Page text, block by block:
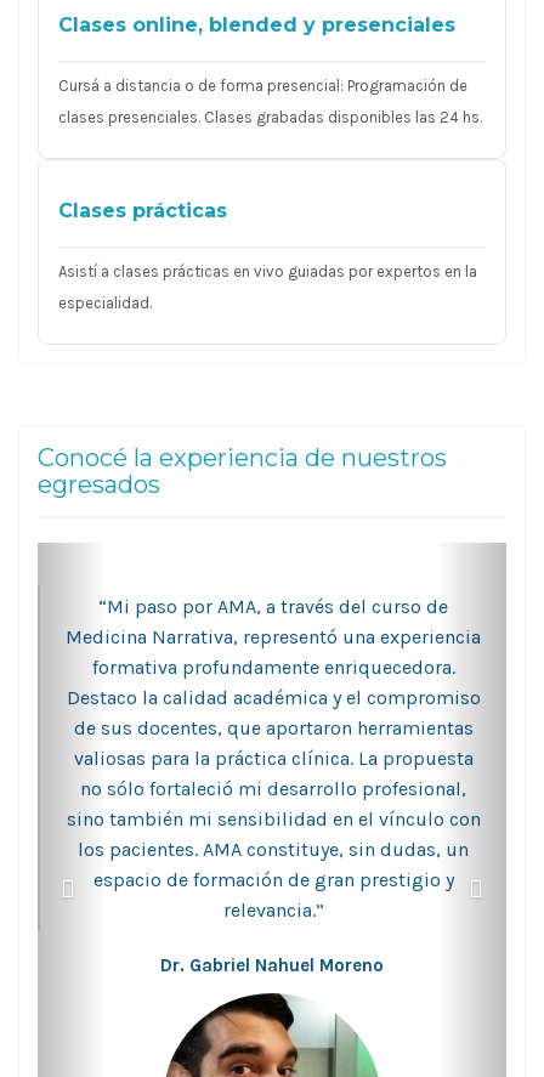
Clases online, blended y presenciales
Cursá a distancia o de forma presencial: Programación de
clases presenciales. Clases grabadas disponibles las 24 hs.
Clases prácticas
Asistí a clases prácticas en vivo guiadas por expertos en la
especialidad.
Conocé la experiencia de nuestros
egresados
“Mi paso por AMA, a través del curso de
Medicina Narrativa, representó una experiencia
formativa profundamente enriquecedora.
Destaco la calidad académica y el compromiso
de sus docentes, que aportaron herramientas
valiosas para la práctica clínica. La propuesta
no sólo fortaleció mi desarrollo profesional,
sino también mi sensibilidad en el vínculo con
los pacientes. AMA constituye, sin dudas, un
espacio de formación de gran prestigio y
relevancia.”
Dr. Gabriel Nahuel Moreno